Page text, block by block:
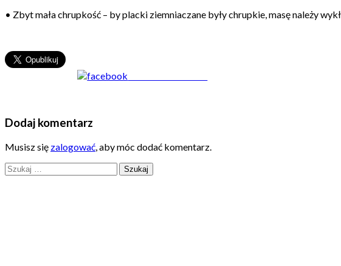
• Zbyt mała chrupkość – by placki ziemniaczane były chrupkie, masę należy
Dodaj komentarz
Musisz się zalogować, aby móc dodać komentarz.
Szukaj: